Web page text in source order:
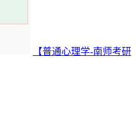
【普通心理学-南师考研